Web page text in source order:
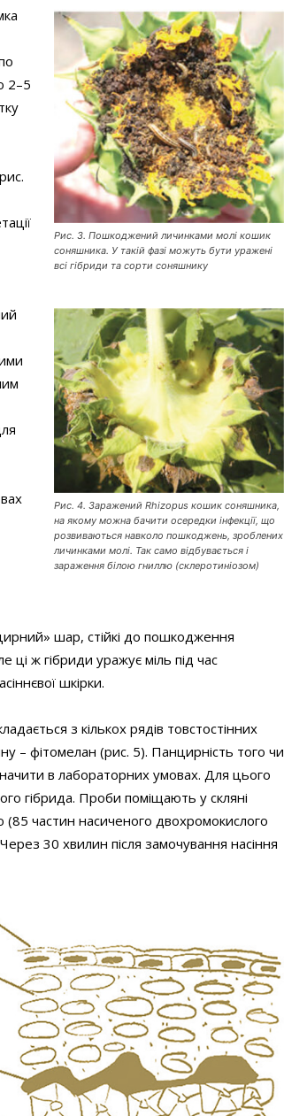
Рис. 3. Пошкоджений личинками молі кошик
соняшника. У такій фазі можуть бути уражені
всі гібриди та сорти соняшнику
2–5
Рис. 4. Заражений Rhizopus кошик соняшника,
на якому можна бачити осередки інфекції, що
розвиваються навколо пошкоджень, зроблених
личинками молі. Так само відбувається і
зараження білою гниллю (склеротиніозом)
шар, стійкі до пошкодження
ці ж гібриди уражує міль під час
шкірки.
з кількох рядів товстостінних
– фітомелан (рис. 5). Панцирність того чи
в лабораторних умовах. Для цього
гібрида. Проби поміщають у скляні
частин насиченого двохромокислого
30 хвилин після замочування насіння